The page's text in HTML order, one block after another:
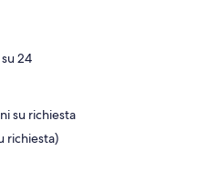
24
su richiesta
richiesta)